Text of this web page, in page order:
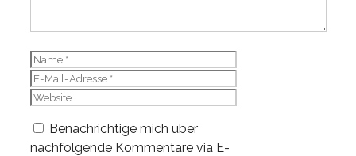
Name
E-
Mail-
Website
Benachrichtige mich über
nachfolgende Kommentare via E-